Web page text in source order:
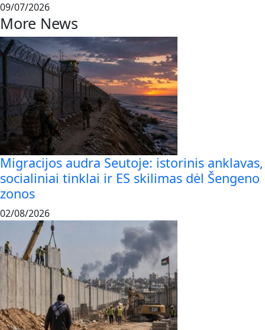
09/07/2026
More News
Migracijos audra Seutoje: istorinis anklavas,
socialiniai tinklai ir ES skilimas dėl Šengeno
zonos
02/08/2026